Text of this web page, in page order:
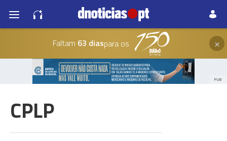
Faltam 63 diaspara os ×
PUB
CPLP